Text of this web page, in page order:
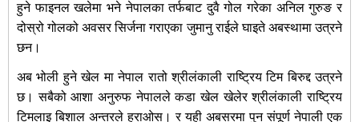
हुने फाइनल खलेमा भने नेपालका तर्फबाट दुवै गोल गरेका अनिल गुरुङ र
दोस्रो गोलको अवसर सिर्जना गराएका जुमानु राईले घाइते अबस्थामा उत्रने
छन।
अब भोली हुने खेल मा नेपाल रातो श्रीलंकाली राष्ट्रिय टिम बिरुद्द उत्रने
छ। सबैको आशा अनुरुफ नेपालले कडा खेल खेलेर श्रीलंकाली राष्ट्रिय
टिमलाइ बिशाल अन्तरले हराओस। र यही अबसरमा पुन संपूर्ण नेपाली एक